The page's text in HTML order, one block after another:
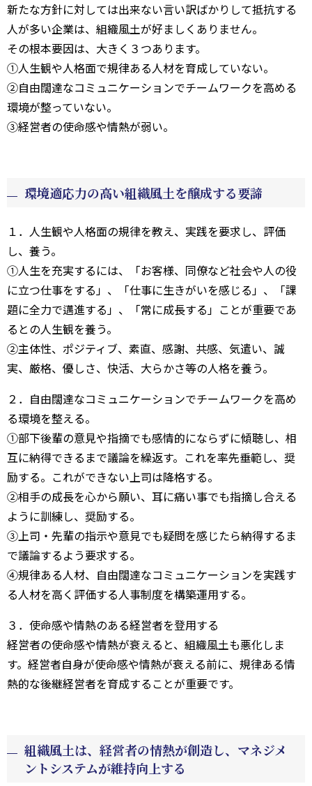
新たな方針に対しては出来ない言い訳ばかりして抵抗する
人が多い企業は、組織風土が好ましくありません。
その根本要因は、大きく３つあります。
①人生観や人格面で規律ある人材を育成していない。
②自由闊達なコミュニケーションでチームワークを高める
環境が整っていない。
③経営者の使命感や情熱が弱い。
環境適応力の高い組織風土を醸成する要諦
１．人生観や人格面の規律を教え、実践を要求し、評価
し、養う。
①人生を充実するには、「お客様、同僚など社会や人の役
に立つ仕事をする」、「仕事に生きがいを感じる」、「課
題に全力で邁進する」、「常に成長する」ことが重要であ
るとの人生観を養う。
②主体性、ポジティブ、素直、感謝、共感、気遣い、誠
実、厳格、優しさ、快活、大らかさ等の人格を養う。
２．自由闊達なコミュニケーションでチームワークを高め
る環境を整える。
①部下後輩の意見や指摘でも感情的にならずに傾聴し、相
互に納得できるまで議論を繰返す。これを率先垂範し、奨
励する。これができない上司は降格する。
②相手の成長を心から願い、耳に痛い事でも指摘し合える
ように訓練し、奨励する。
③上司・先輩の指示や意見でも疑問を感じたら納得するま
で議論するよう要求する。
④規律ある人材、自由闊達なコミュニケーションを実践す
る人材を高く評価する人事制度を構築運用する。
３．使命感や情熱のある経営者を登用する
経営者の使命感や情熱が衰えると、組織風土も悪化しま
す。経営者自身が使命感や情熱が衰える前に、規律ある情
熱的な後継経営者を育成することが重要です。
組織風土は、経営者の情熱が創造し、マネジメ
ントシステムが維持向上する